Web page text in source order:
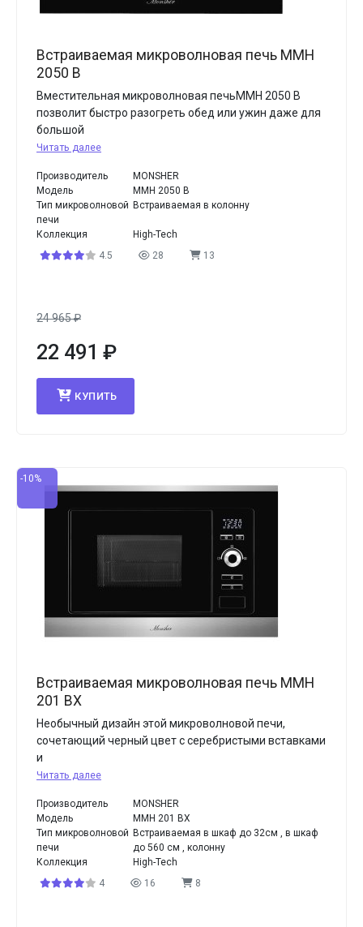
Встраиваемая микроволновая печь MMH
2050 B
Вместительная микроволновая печьMMH 2050 B
позволит быстро разогреть обед или ужин даже для
большой
Читать далее
Производитель
MONSHER
Модель
MMH 2050 B
Тип микроволновой
печи
Встраиваемая в колонну
Коллекция
High-Tech
4.5
28 13
24 965₽
22 491 ₽
КУПИТЬ
-10%
Встраиваемая микроволновая печь MMH
201 BX
Необычный дизайн этой микроволновой печи,
сочетающий черный цвет с серебристыми вставками
и
Читать далее
Производитель
MONSHER
Модель
MMH 201 BX
Тип микроволновой
печи
Встраиваемая в шкаф до 32см , в шкаф
до 560 см , колонну
Коллекция
High-Tech
4
16 8